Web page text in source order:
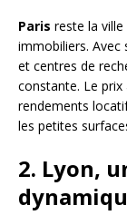
Paris reste la
immobiliers. Avec
et centres de
constante. Le
rendements
les petites
2. Lyon,